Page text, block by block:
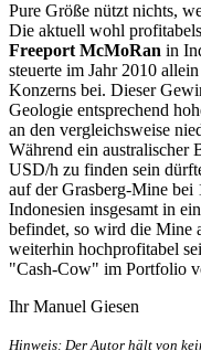
Pure Größe nützt nichts,
Die aktuell wohl
Freeport McMoRan in
steuerte im Jahr 2010
Konzerns bei. Dieser
Geologie entsprechend
an den vergleichsweise
Während ein australischer
USD/h zu finden sein
auf der Grasberg-Mine
Indonesien insgesamt in
befindet, so wird die Mine
weiterhin hochprofitabel
"Cash-Cow" im Portfolio
Ihr Manuel Giesen
Hinweis: Der Autor hält von